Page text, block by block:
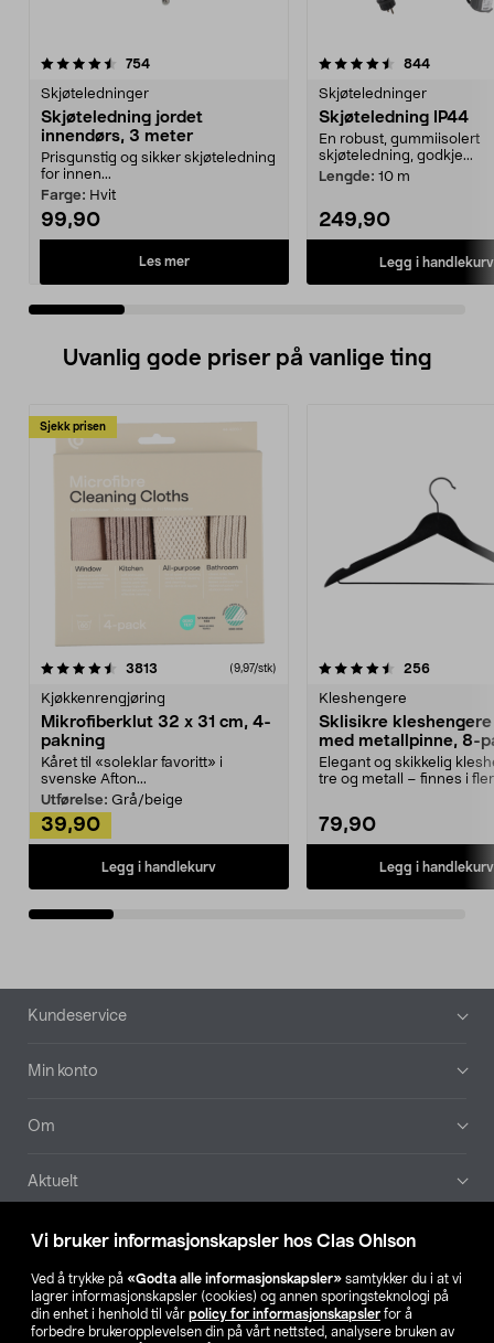
Vi bruker informasjonskapsler hos Clas Ohlson
Ved å trykke på «Godta alle informasjonskapsler» samtykker du i at vi
lagrer informasjonskapsler (cookies) og annen sporingsteknologi på
din enhet i henhold til vår policy for informasjonskapsler for å
forbedre brukeropplevelsen din på vårt nettsted, analysere bruken av
754anmeldelser
Skjøteledninger
Skjøteledning jordet
innendørs, 3 meter
Prisgunstig og sikker skjøteledning
for innen...
Farge: Hvit
99,90
Les mer
4.5 av 5 stjerner 844
Skjøteledninger
Skjøteledning IP44
En robust, gummiisolert
skjøteledning, godkje...
Lengde: 10 m
249,90
Legg i handlekurv
4.5 av 5 stjerner
Uvanlig gode priser på vanlige ting
Sjekk prisen
3813 anmeldelser(9,97/stk)
Kjøkkenrengjøring
Mikrofiberklut 32 x 31 cm, 4-
pakning
Kåret til «soleklar favoritt» i
svenske Afton...
Utførelse: Grå/beige
39,90
Legg i handlekurv
4.5av 5 stjerner 256
Kleshengere
Sklisikre
med metallpinne, 8-
Elegant og skikkelig
tre og metall – finnes i
79,90
Legg i handlekurv
4.5av 5 stjerner
Bunntekst
Kundeservice
Min konto
Om
Aktuelt
Våre selskaper
Finn din butikk